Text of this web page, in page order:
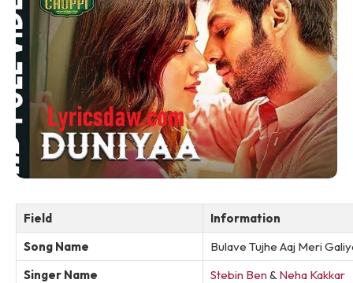
Field
Information
Song Name
Bulave Tujhe Aaj Meri
Singer Name
Stebin Ben & Neha Kakkar